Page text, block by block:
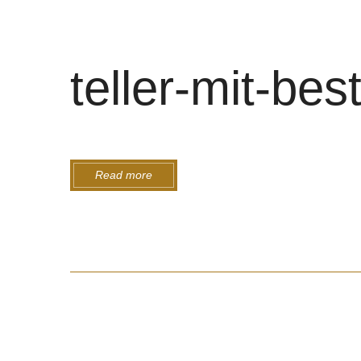
teller-mit-
Read more